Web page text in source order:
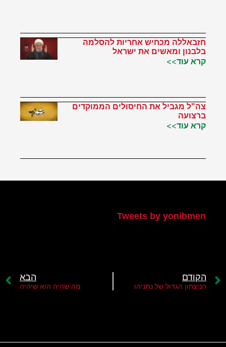
חזבאללה מכחיש אחריות להסלמה
בלבנון ומאשים את ישראל
קרא עוד>>
צה"ל מגביל את החיסולים הממוקדים
ברצועה
קרא עוד>>
Tweets by yonibmen
הקודם
הניצחון הגדול של נתניהו
הבא
מה שהיה הוא שיהיה